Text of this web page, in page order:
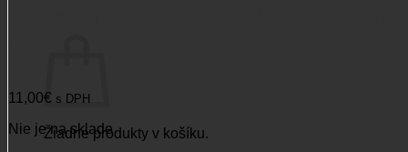
Žiadne produkty v košíku.
11,00€ s DPH
Nie je na sklade